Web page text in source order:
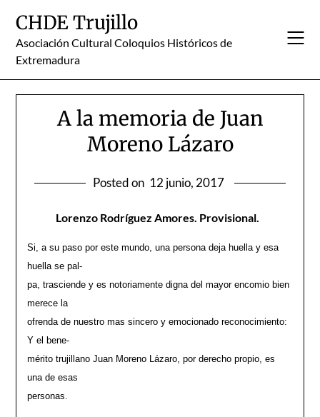
content
CHDE Trujillo
Asociación Cultural Coloquios Históricos de
Extremadura
A la memoria de Juan
Moreno Lázaro
Posted on 12 junio, 2017
Lorenzo Rodríguez Amores. Provisional.
Si, a su paso por este mundo, una persona deja huella y esa
huella se pal-
pa, trasciende y es notoriamente digna del mayor encomio bien
merece la
ofrenda de nuestro mas sincero y emocionado reconocimiento:
Y el bene-
mérito trujillano Juan Moreno Lázaro, por derecho propio, es
una de esas
personas.